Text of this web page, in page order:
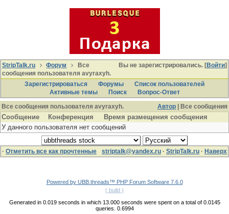
Вы не зарегистрировались. [Войти]
StripTalk.ru Форум
Все
сообщения пользователя avyraxyh.
Зарегистрироваться
Форумы
Список пользователей
Активные темы
Поиcк
Вопрос-Ответ
Автор | Все сообщения
Все сообщения пользователя avyraxyh.
Сообщение Конференция
Время размещения сообщения
У данного пользователя нет сообщений
· Отметить все как прочтенные striptalk@yandex.ru · StripTalk.ru · Наверх
Powered by UBB.threads™ PHP Forum Software 7.6.0
( build )
Generated in 0.019 seconds in which 13.000 seconds were spent on a total of 0.0145
queries. 0.6994